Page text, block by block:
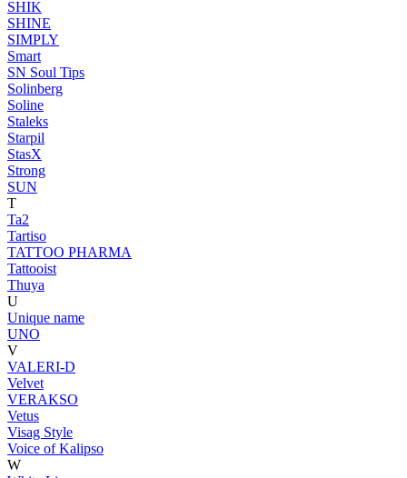
SHIK
SHINE
SIMPLY
Smart
SN Soul Tips
Solinberg
Soline
Staleks
Starpil
StasX
Strong
SUN
T
Ta2
Tartiso
TATTOO PHARMA
Tattooist
Thuya
U
Unique name
UNO
V
VALERI-D
Velvet
VERAKSO
Vetus
Visag Style
Voice of Kalipso
W